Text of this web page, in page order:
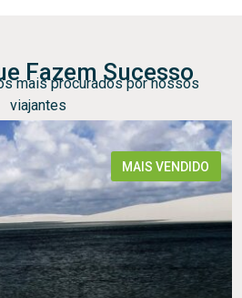
Fazem Sucesso
mais procurados por nossos
viajantes
MAIS VENDIDO